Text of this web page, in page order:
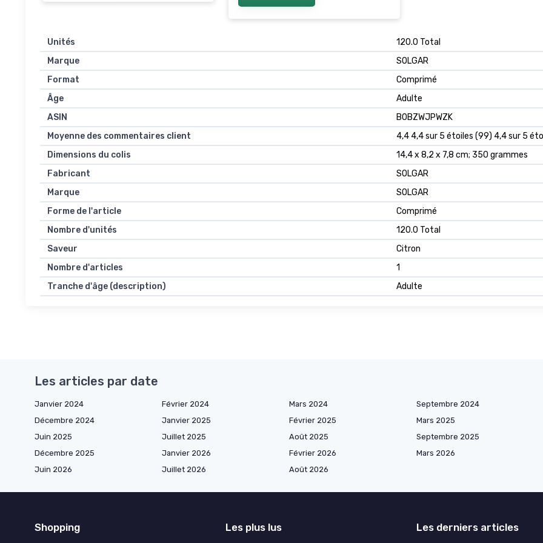
Unités
‎120.0 Total
Marque
‎SOLGAR
Format
‎Comprimé
Âge
‎Adulte
ASIN
B0BZWJPWZK
Moyenne des commentaires client
4,4 4,4 sur 5 étoiles (99) 4,4 sur 5
Dimensions du colis
14,4 x 8,2 x 7,8 cm; 350 grammes
Fabricant
SOLGAR
Marque
SOLGAR
Forme de l'article
Comprimé
Nombre d'unités
120.0 Total
Saveur
Citron
Nombre d'articles
1
Tranche d'âge (description)
Adulte
Les articles par date
Janvier 2024 Février 2024 Mars 2024
Septembre 2024
Décembre 2024
Janvier 2025 Février 2025
Mars 2025
Juin 2025
Juillet 2025 Août 2025
Septembre 2025
Décembre 2025
Janvier 2026 Février 2026
Mars 2026
Juin 2026
Juillet 2026 Août 2026
Shopping Les plus lus Les derniers articles